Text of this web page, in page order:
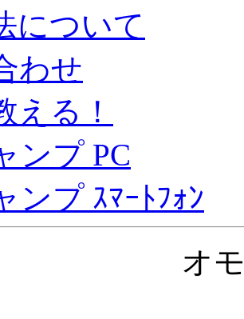
について
わせ
える！
ンプ PC
ンプ ｽﾏｰﾄﾌｫﾝ
オ